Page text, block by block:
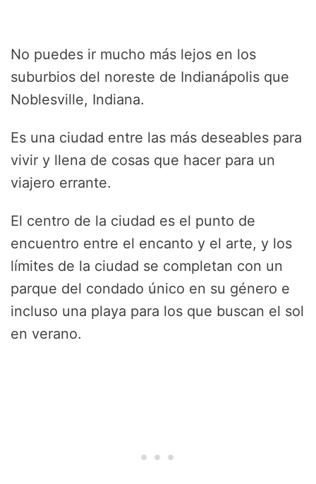
No puedes ir mucho más lejos en los
suburbios del noreste de Indianápolis que
Noblesville, Indiana.
Es una ciudad entre las más deseables para
vivir y llena de cosas que hacer para un
viajero errante.
El centro de la ciudad es el punto de
encuentro entre el encanto y el arte, y los
límites de la ciudad se completan con un
parque del condado único en su género e
incluso una playa para los que buscan el sol
en verano.